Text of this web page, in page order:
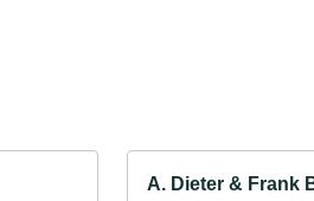
A. Dieter & Frank